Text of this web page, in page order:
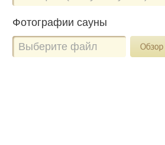
Фотографии сауны